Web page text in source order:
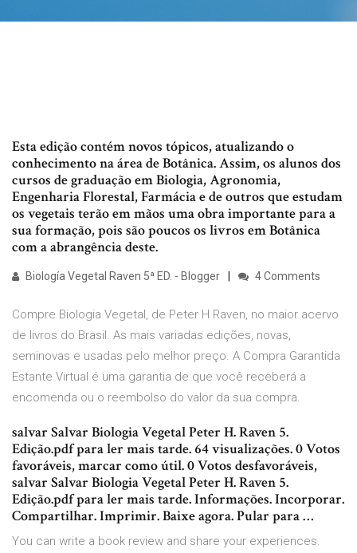
Esta edição contém novos tópicos, atualizando o
conhecimento na área de Botânica. Assim, os alunos dos
cursos de graduação em Biologia, Agronomia,
Engenharia Florestal, Farmácia e de outros que estudam
os vegetais terão em mãos uma obra importante para a
sua formação, pois são poucos os livros em Botânica
com a abrangência deste.
Biología Vegetal Raven 5ª ED. - Blogger 4 Comments
Compre Biologia Vegetal, de Peter H Raven, no maior acervo
de livros do Brasil. As mais variadas edições, novas,
seminovas e usadas pelo melhor preço. A Compra Garantida
Estante Virtual é uma garantia de que você receberá a
encomenda ou o reembolso do valor da sua compra.
salvar Salvar Biologia Vegetal Peter H. Raven 5.
Edição.pdf para ler mais tarde. 64 visualizações. 0 Votos
favoráveis, marcar como útil. 0 Votos desfavoráveis,
salvar Salvar Biologia Vegetal Peter H. Raven 5.
Edição.pdf para ler mais tarde. Informações. Incorporar.
Compartilhar. Imprimir. Baixe agora. Pular para …
You can write a book review and share your experiences.